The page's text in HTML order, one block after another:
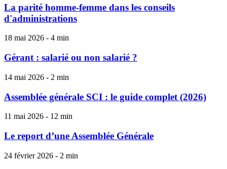
La parité homme-femme dans les conseils
d'administrations
18 mai 2026 - 4 min
Gérant : salarié ou non salarié ?
14 mai 2026 - 2 min
Assemblée générale SCI : le guide complet (2026)
11 mai 2026 - 12 min
Le report d’une Assemblée Générale
24 février 2026 - 2 min